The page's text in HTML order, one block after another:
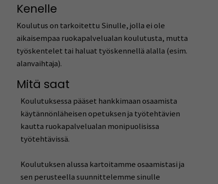
Kenelle
Koulutus on tarkoitettu Sinulle, jolla ei ole
aikaisempaa ruokapalvelualan koulutusta, mutta
työskentelet tai haluat työskennellä alalla (esim.
alanvaihtaja).
Mitä saat
Koulutuksessa pääset hankkimaan osaamista
käytännönläheisen opetuksen ja työtehtävien
kautta ruokapalvelualan monipuolisissa
työtehtävissä.
Koulutuksen alussa kartoitamme osaamistasi ja
sen perusteella suunnittelemme sinulle